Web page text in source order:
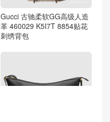
Gucci 古驰柔软GG高级人造
革 460029 K5I7T 8854贴花
刺绣背包